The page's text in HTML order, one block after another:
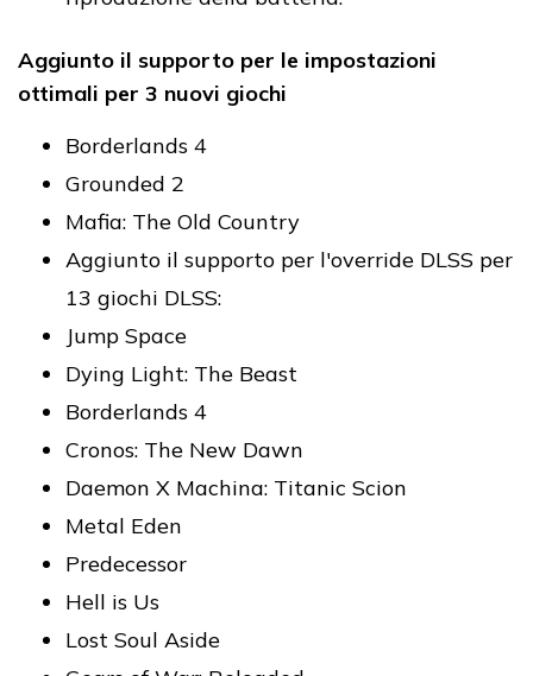
Aggiunto il supporto per le impostazioni
ottimali per 3 nuovi giochi
Borderlands 4
Grounded 2
Mafia: The Old Country
Aggiunto il supporto per l'override DLSS per
13 giochi DLSS:
Jump Space
Dying Light: The Beast
Borderlands 4
Cronos: The New Dawn
Daemon X Machina: Titanic Scion
Metal Eden
Predecessor
Hell is Us
Lost Soul Aside